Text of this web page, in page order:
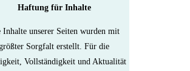
Haftung für Inhalte
Inhalte unserer Seiten wurden mit
Sorgfalt erstellt. Für die
Vollständigkeit und Aktualität